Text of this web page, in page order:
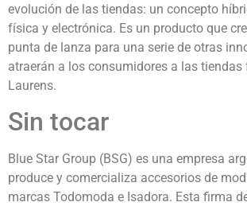
evolución de las tiendas: un concepto
física y electrónica. Es un producto que
punta de lanza para una serie de otras
atraerán a los consumidores a las tiendas
Laurens.
Sin tocar
Blue Star Group (BSG) es una empresa
produce y comercializa accesorios de
marcas Todomoda e Isadora. Esta firma